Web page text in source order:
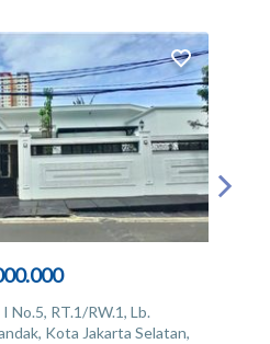
No.5, RT.1/RW.1, Lb.
Kota Jakarta Selatan,